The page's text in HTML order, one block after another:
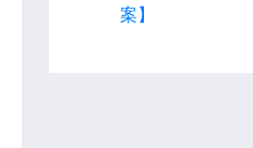
案】